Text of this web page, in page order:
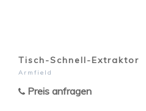
Tisch-Schnell-Extraktor
Armfield
Preis anfragen